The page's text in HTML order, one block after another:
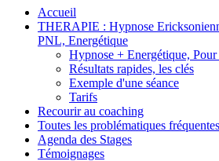
Accueil
THERAPIE : Hypnose
PNL, Energétique
Hypnose + Energétique,
Résultats rapides, les clés
Exemple d'une séance
Tarifs
Recourir au coaching
Toutes les problématiques fréquentes
Agenda des Stages
Témoignages